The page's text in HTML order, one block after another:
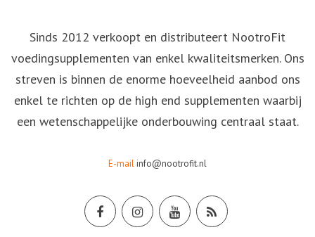
Sinds 2012 verkoopt en distributeert NootroFit
voedingsupplementen van enkel kwaliteitsmerken. Ons
streven is binnen de enorme hoeveelheid aanbod ons
enkel te richten op de high end supplementen waarbij
een wetenschappelijke onderbouwing centraal staat.
E-mailinfo@nootrofit.nl